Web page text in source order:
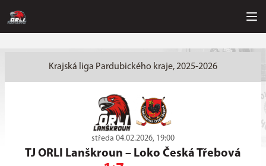
Krajská liga Pardubického kraje, 2025-2026
středa 04.02.2026, 19:00
TJ ORLI Lanškroun – Loko Česká Třebová